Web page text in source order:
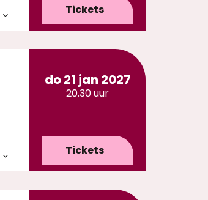
Tickets
do 21 jan 2027
20.30 uur
Tickets